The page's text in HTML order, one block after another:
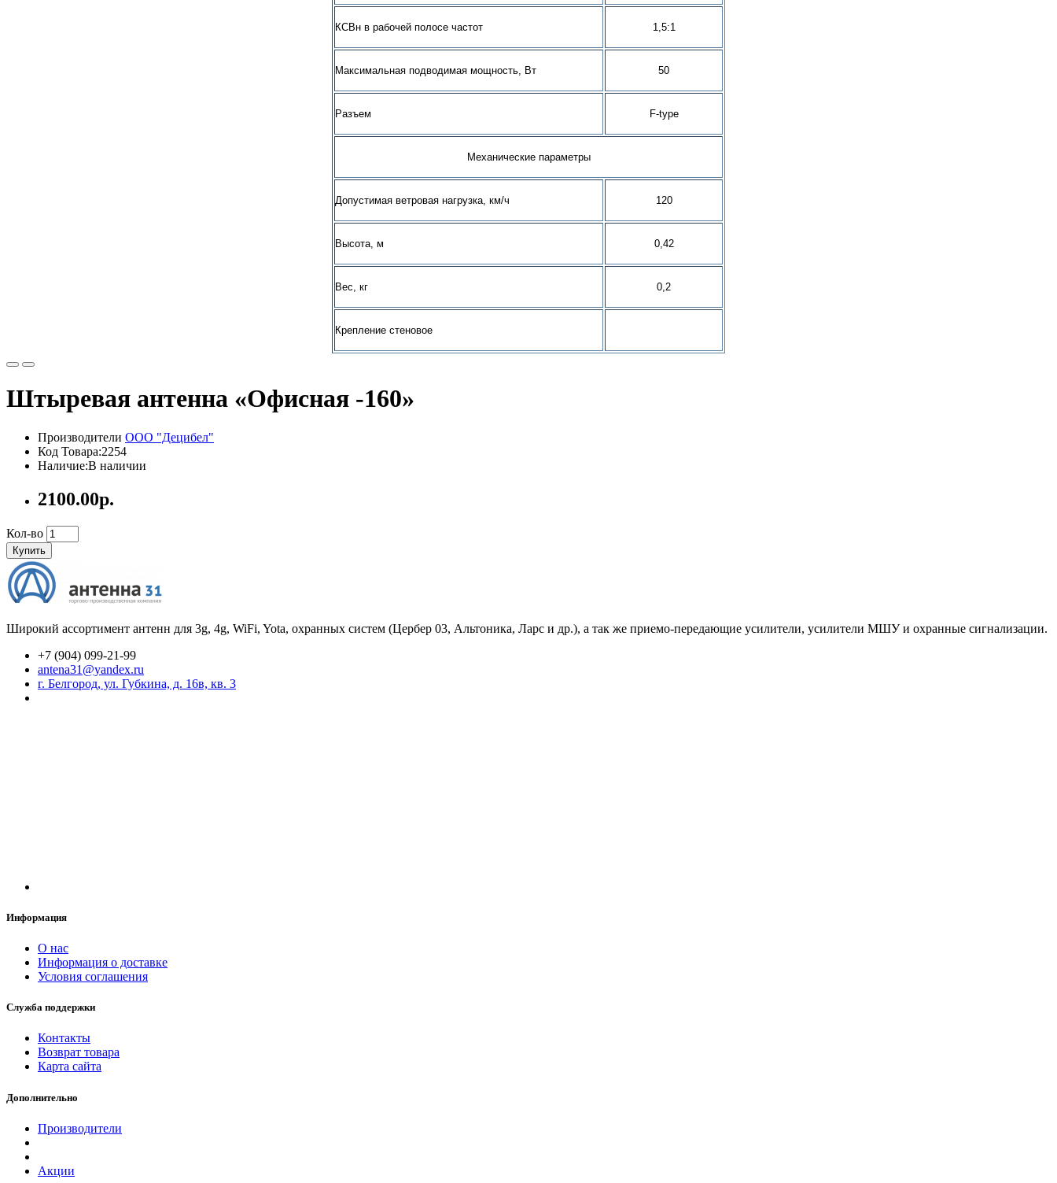
КСВн в рабочей полосе частот 1,5:1
Максимальная подводимая мощность, Вт 50
Разъем F-type
Механические параметры
Допустимая ветровая нагрузка, км/ч 120
Высота, м 0,42
Вес, кг 0,2
Крепление стеновое
Штыревая антенна «Офисная -160»
Производители ООО "Децибел"
Код Товара:2254
Наличие:В наличии
2100.00р.
Кол-во
Купить
Широкий ассортимент антенн для 3g, 4g, WiFi, Yota, охранных систем (Цербер 03, Альтоника, Ларс и др.), а так же приемо-передающие усилители, усилители МШУ и охранные сигнализации.
+7 (904) 099-21-99
antena31@yandex.ru
г. Белгород, ул. Губкина, д. 16в, кв. 3
Информация
О нас
Информация о доставке
Условия соглашения
Служба поддержки
Контакты
Возврат товара
Карта сайта
Дополнительно
Производители
Акции